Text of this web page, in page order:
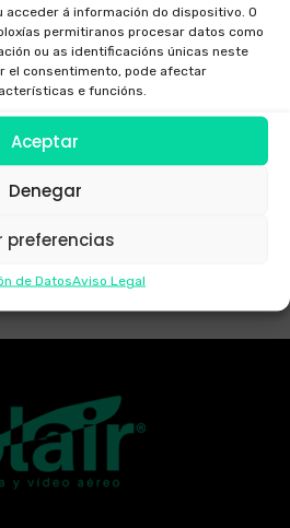
acceder á información do dispositivo. O
permitiranos procesar datos como
ou as identificacións únicas neste
el consentimento, pode afectar
e funcións.
Aceptar
Denegar
preferencias
de DatosAviso Legal